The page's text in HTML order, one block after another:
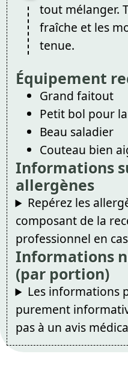
tout mélanger.
fraîche et les
tenue.
Équipement
Grand faitout
Petit bol pour
Beau saladier
Couteau bien
Informations
allergènes
Repérez les
composant de la
professionnel en
Informations
(par portion)
Les informations
purement
pas à un avis